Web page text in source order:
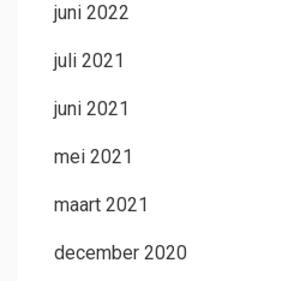
juni 2022
juli 2021
juni 2021
mei 2021
maart 2021
december 2020